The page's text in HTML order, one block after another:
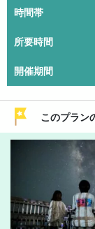
時間帯
所要時間
開催期間
このプラン